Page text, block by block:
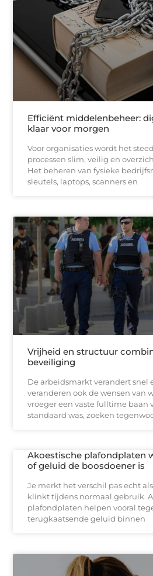
Efficiënt middelenbeheer:
klaar voor morgen
Voor organisaties wordt het
processen slim, veilig en
Het beheren van fysieke
sleutels, laptops, scanners en
Vrijheid en structuur
beveiliging
De arbeidsmarkt verandert snel
veranderen ook de wensen van
vroeger een vaste fulltime baan
standaard was, zoeken
Akoestische plafondplaten
of geluid de boosdoener is
Je merkt het verschil pas echt
klinkt tijdens normaal gebruik.
plafondplaten helpen vooral
terugkaatsende geluid binnen